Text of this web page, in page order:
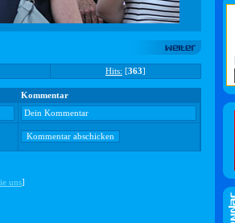
Hits: 363
Kommentar
uns]